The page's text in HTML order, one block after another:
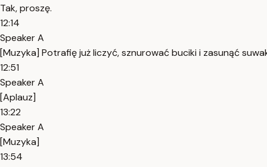
Tak, proszę.
12:14
Speaker A
[Muzyka] Potrafię już liczyć, sznurować buciki i zasunąć suwak
12:51
Speaker A
[Aplauz]
13:22
Speaker A
[Muzyka]
13:54